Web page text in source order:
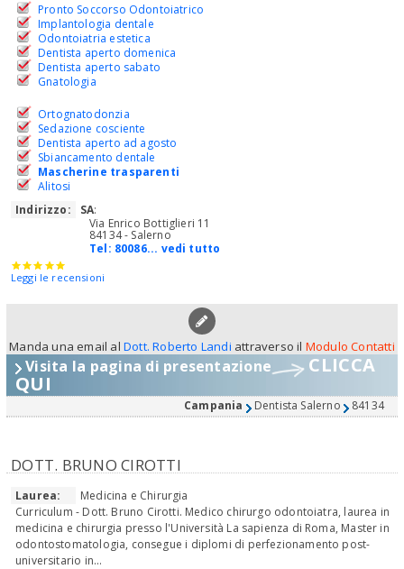
Pronto Soccorso Odontoiatrico
Implantologia dentale
Odontoiatria estetica
Dentista aperto domenica
Dentista aperto sabato
Gnatologia
Ortognatodonzia
Sedazione cosciente
Dentista aperto ad agosto
Sbiancamento dentale
Mascherine trasparenti
Alitosi
Indirizzo:
SA:
Via Enrico Bottiglieri 11
84134 - Salerno
Tel: 80086... vedi tutto
Leggi le recensioni
Manda una email alDott. Roberto Landi attraverso il Modulo Contatti
Visita la pagina di presentazione CLICCA
QUI
Campania Dentista Salerno 84134
DOTT. BRUNO CIROTTI
Laurea:
Medicina e Chirurgia
Curriculum - Dott. Bruno Cirotti. Medico chirurgo odontoiatra, laurea in
medicina e chirurgia presso l'Università La sapienza di Roma, Master in
odontostomatologia, consegue i diplomi di perfezionamento post-
universitario in...